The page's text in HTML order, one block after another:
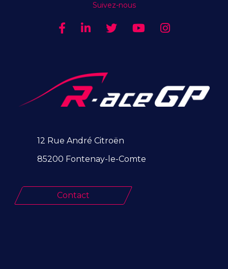
Suivez-nous
12 Rue André Citroën
85200 Fontenay-le-Comte
Contact